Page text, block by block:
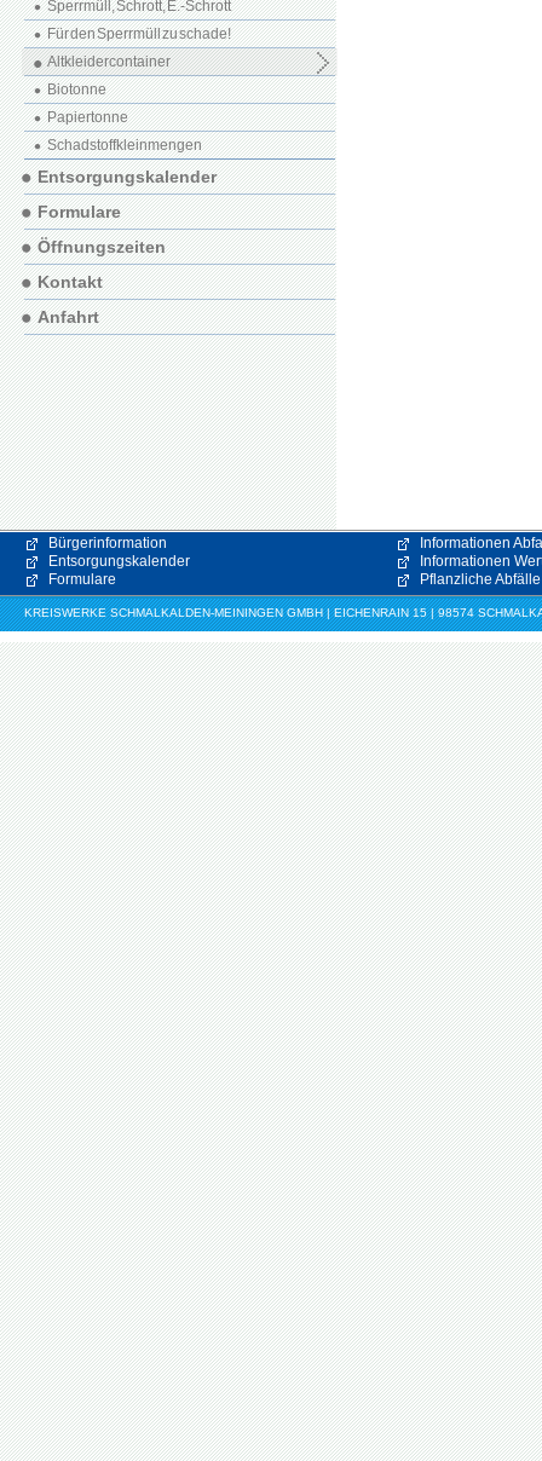
Sperrmüll, Schrott, E.-Schrott
Für den Sperrmüll zu schade!
Altkleidercontainer
Biotonne
Papiertonne
Schadstoffkleinmengen
Entsorgungskalender
Formulare
Öffnungszeiten
Kontakt
Anfahrt
Bürgerinformation
Entsorgungskalender
Formulare
Informationen
Informationen
Pflanzliche Abfälle
KREISWERKE SCHMALKALDEN-MEININGEN GMBH | EICHENRAIN 15 | 98574